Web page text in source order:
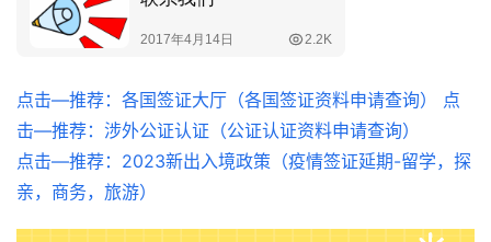
点击—推荐：各国签证大厅（各国签证资料申请查询）
点
击—推荐：涉外公证认证（公证认证资料申请查询）
点击—推荐：2023新出入境政策（疫情签证延期-留学，探
亲，商务，旅游）